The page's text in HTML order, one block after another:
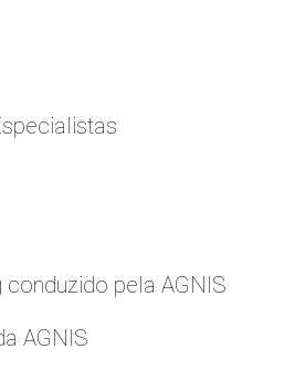
pela AGNIS
AGNIS